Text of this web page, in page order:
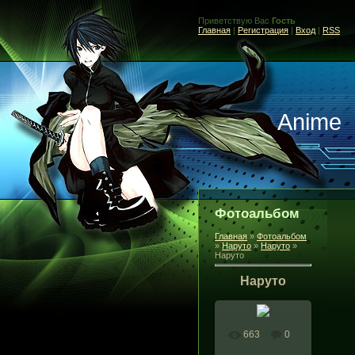
Приветствую Вас Гость
Главная | Регистрация | Вход | RSS
Anime
Фотоальбом
Главная » Фотоальбом
»Наруто » Наруто »
Наруто
Наруто
В реальном
663 0